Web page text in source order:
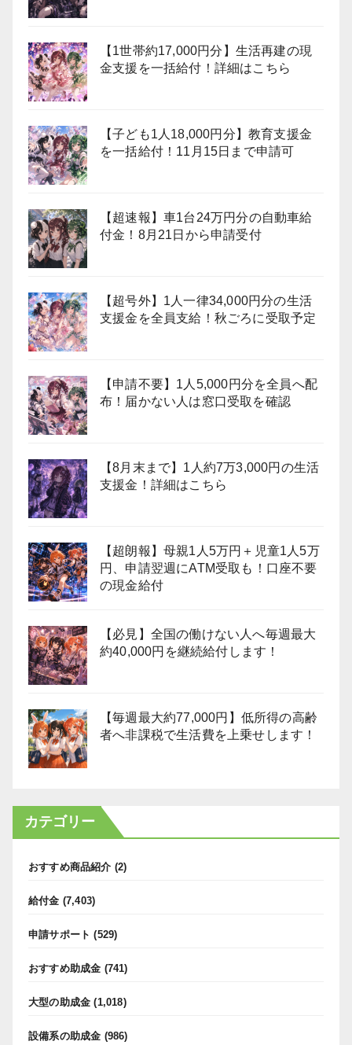
【1世帯約17,000円分】生活再建の現
金支援を一括給付！詳細はこちら
【子ども1人18,000円分】教育支援金
を一括給付！11月15日まで申請可
【超速報】車1台24万円分の自動車給
付金！8月21日から申請受付
【超号外】1人一律34,000円分の生活
支援金を全員支給！秋ごろに受取予定
【申請不要】1人5,000円分を全員へ配
布！届かない人は窓口受取を確認
【8月末まで】1人約7万3,000円の生活
支援金！詳細はこちら
【超朗報】母親1人5万円＋児童1人5万
円、申請翌週にATM受取も！口座不要
の現金給付
【必見】全国の働けない人へ毎週最大
約40,000円を継続給付します！
【毎週最大約77,000円】低所得の高齢
者へ非課税で生活費を上乗せします！
カテゴリー
おすすめ商品紹介 (2)
給付金 (7,403)
申請サポート (529)
おすすめ助成金 (741)
大型の助成金 (1,018)
設備系の助成金 (986)